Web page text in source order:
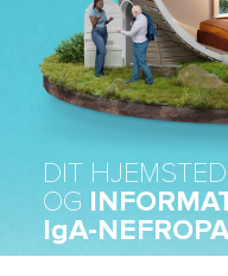
DIT
OG
IgA-